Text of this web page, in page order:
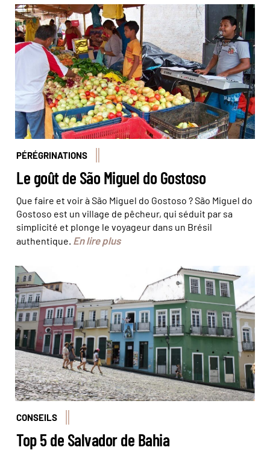
Les habitants de São Miguel do Gostoso vous inviteront
à vivre comme leur famille © Ana Carolina Scheel
PÉRÉGRINATIONS
Le goût de São Miguel do Gostoso
Que faire et voir à São Miguel do Gostoso ? São Miguel do
Gostoso est un village de pêcheur, qui séduit par sa
simplicité et plonge le voyageur dans un Brésil
authentique. En lire plus
Le Pelourinho © Olivier Bodart
CONSEILS
Top 5 de Salvador de Bahia